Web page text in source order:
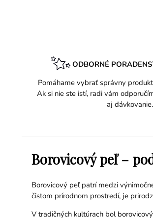
ODBORNÉ
Pomáhame vybrať správny
Ak si nie ste istí, radi vám
aj dávkovanie.
Borovicový peľ –
Borovicový peľ patrí medzi
čistom prírodnom prostredí, je
V tradičných kultúrach bol